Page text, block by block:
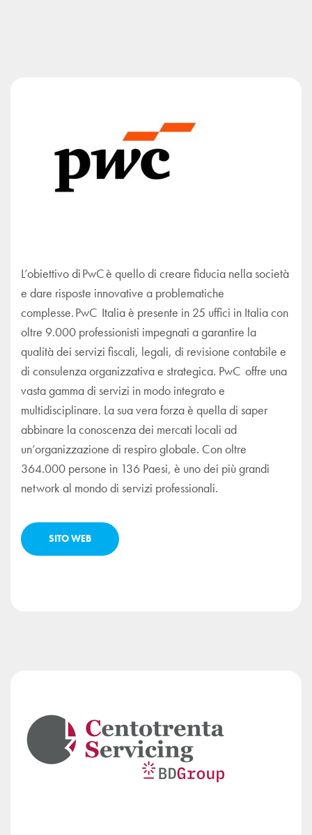
L’obiettivo di PwC è quello di creare fiducia nella società
e dare risposte innovative a problematiche
complesse. PwC Italia è presente in 25 uffici in Italia con
oltre 9.000 professionisti impegnati a garantire la
qualità dei servizi fiscali, legali, di revisione contabile e
di consulenza organizzativa e strategica. PwC offre una
vasta gamma di servizi in modo integrato e
multidisciplinare. La sua vera forza è quella di saper
abbinare la conoscenza dei mercati locali ad
un’organizzazione di respiro globale. Con oltre
364.000 persone in 136 Paesi, è uno dei più grandi
network al mondo di servizi professionali.
SITO WEB